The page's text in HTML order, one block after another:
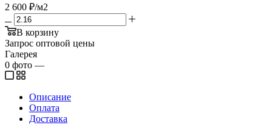
2 600 ₽/м2
В корзину
Запрос оптовой цены
Галерея
0 фото —
Описание
Оплата
Доставка